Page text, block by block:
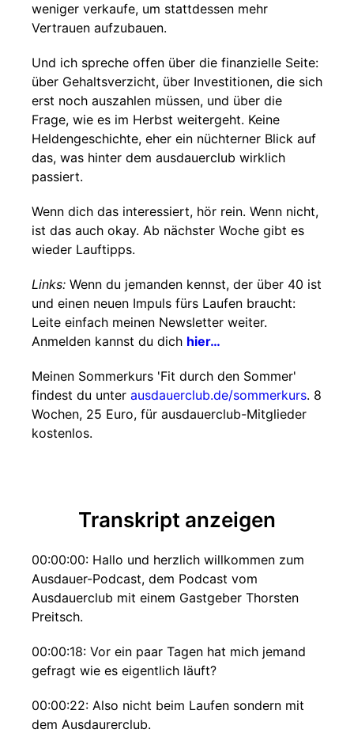
weniger verkaufe, um stattdessen mehr
Vertrauen aufzubauen.
Und ich spreche offen über die finanzielle Seite:
über Gehaltsverzicht, über Investitionen, die sich
erst noch auszahlen müssen, und über die
Frage, wie es im Herbst weitergeht. Keine
Heldengeschichte, eher ein nüchterner Blick auf
das, was hinter dem ausdauerclub wirklich
passiert.
Wenn dich das interessiert, hör rein. Wenn nicht,
ist das auch okay. Ab nächster Woche gibt es
wieder Lauftipps.
Links: Wenn du jemanden kennst, der über 40 ist
und einen neuen Impuls fürs Laufen braucht:
Leite einfach meinen Newsletter weiter.
Anmelden kannst du dich hier…
Meinen Sommerkurs 'Fit durch den Sommer'
findest du unter ausdauerclub.de/sommerkurs. 8
Wochen, 25 Euro, für ausdauerclub-Mitglieder
kostenlos.
Transkript anzeigen
00:00:00: Hallo und herzlich willkommen zum
Ausdauer-Podcast, dem Podcast vom
Ausdauerclub mit einem Gastgeber Thorsten
Preitsch.
00:00:18: Vor ein paar Tagen hat mich jemand
gefragt wie es eigentlich läuft?
00:00:22: Also nicht beim Laufen sondern mit
dem Ausdaurerclub.